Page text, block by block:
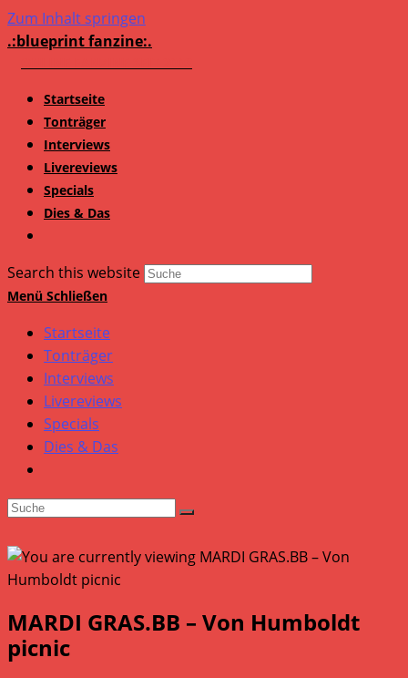
Zum Inhalt springen
.:blueprint fanzine:.
Startseite
Tonträger
Interviews
Livereviews
Specials
Dies & Das
Search this website
Menü Schließen
Startseite
Tonträger
Interviews
Livereviews
Specials
Dies & Das
MARDI GRAS.BB – Von Humboldt
picnic